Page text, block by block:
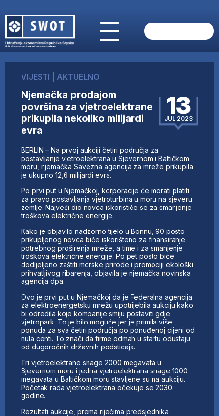
O NAMA
AKTUELNO
ANALIZE
KOMPANIJE
FINANSIJE
IZ STRANIH MEDIJA
AKTIVNOSTI
SWOT INTERVJU
UČLANI SE
KONTAKT
VIJESTI AKTUELNO
Njemačka prodajom
površina za vjetroelektrane
prikupila nekoliko milijardi
evra
13
JUL 2023
BERLIN – Na prvoj aukciji četiri područja za
postavljanje vjetroelektrana u Sjevernom i Baltičkom
moru, njemačka Savezna agencija za mreže prikupila
je ukupno 12,6 milijardi evra.
Po prvi put u Njemačkoj, korporacije će morati platiti
za pravo postavljanja vjetroturbina u moru na sjeveru
zemlje. Najveći dio novca iskoristiće se za smanjenje
troškova električne energije.
Kako je objavilo nadzorno tijelo u Bonnu, 90 posto
prikupljenog novca biće iskorišteno za finansiranje
potrebnog proširenja mreže, a time i za smanjenje
troškova električne energije. Po pet posto biće
dodijeljeno zaštiti morske prirode i promociji ekološki
prihvatljivog ribarenja, objavila je njemačka novinska
agencija dpa.
Ovo je prvi put u Njemačkoj da je Federalna agencija
za elektroenergetsku mrežu upotrijebila aukciju kako
bi odredila koje kompanije smiju postaviti gdje
vjetropark. To je bilo moguće jer je primila više
ponuda za sva četiri područja po ponuđenoj cijeni od
nula centi. To znači da firme odmah u startu odustaju
od dugoročnih državnih podsticaja.
Tri vjetroelektrane snage 2000 megavata u
Sjevernom moru i jedna vjetroelektrana snage 1000
megavata u Baltičkom moru stavljene su na aukciju.
Početak rada vjetroelektrana očekuje se 2030.
godine.
Rezultati aukcije, prema riječima predsjednika